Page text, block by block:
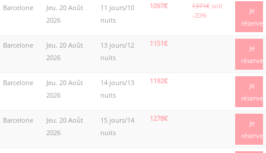
Barcelone
Jeu. 20 Août
2026
11 jours/10
nuits
1097€ 1371€ soit
-20%
Je
réserve
Barcelone
Jeu. 20 Août
2026
13 jours/12
nuits
1151€
Je
réserve
Barcelone
Jeu. 20 Août
2026
14 jours/13
nuits
1192€
Je
réserve
Barcelone
Jeu. 20 Août
2026
15 jours/14
nuits
1278€
Je
réserve